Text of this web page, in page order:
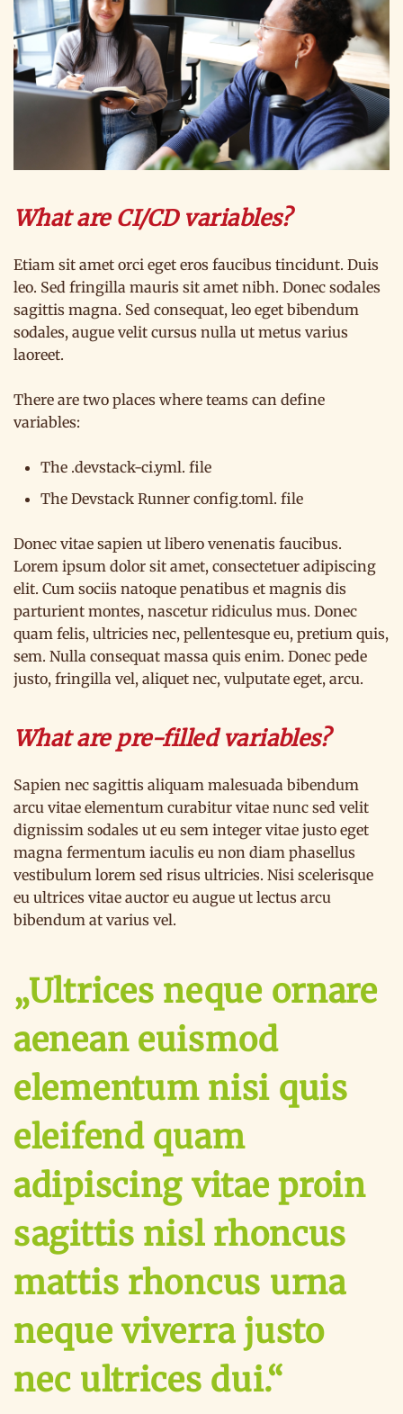
What are CI/CD variables?
Etiam sit amet orci eget eros faucibus tincidunt. Duis
leo. Sed fringilla mauris sit amet nibh. Donec sodales
sagittis magna. Sed consequat, leo eget bibendum
sodales, augue velit cursus nulla ut metus varius
laoreet.
There are two places where teams can define
variables:
The .devstack-ci.yml. file
The Devstack Runner config.toml. file
Donec vitae sapien ut libero venenatis faucibus.
Lorem ipsum dolor sit amet, consectetuer adipiscing
elit. Cum sociis natoque penatibus et magnis dis
parturient montes, nascetur ridiculus mus. Donec
quam felis, ultricies nec, pellentesque eu, pretium quis,
sem. Nulla consequat massa quis enim. Donec pede
justo, fringilla vel, aliquet nec, vulputate eget, arcu.
What are pre-filled variables?
Sapien nec sagittis aliquam malesuada bibendum
arcu vitae elementum curabitur vitae nunc sed velit
dignissim sodales ut eu sem integer vitae justo eget
magna fermentum iaculis eu non diam phasellus
vestibulum lorem sed risus ultricies. Nisi scelerisque
eu ultrices vitae auctor eu augue ut lectus arcu
bibendum at varius vel.
„Ultrices neque ornare
aenean euismod
elementum nisi quis
eleifend quam
adipiscing vitae proin
sagittis nisl rhoncus
mattis rhoncus urna
neque viverra justo
nec ultrices dui.“